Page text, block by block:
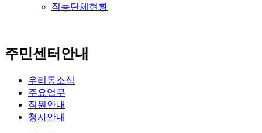
직능단체현황
주민센터안내
우리동소식
주요업무
직원안내
청사안내